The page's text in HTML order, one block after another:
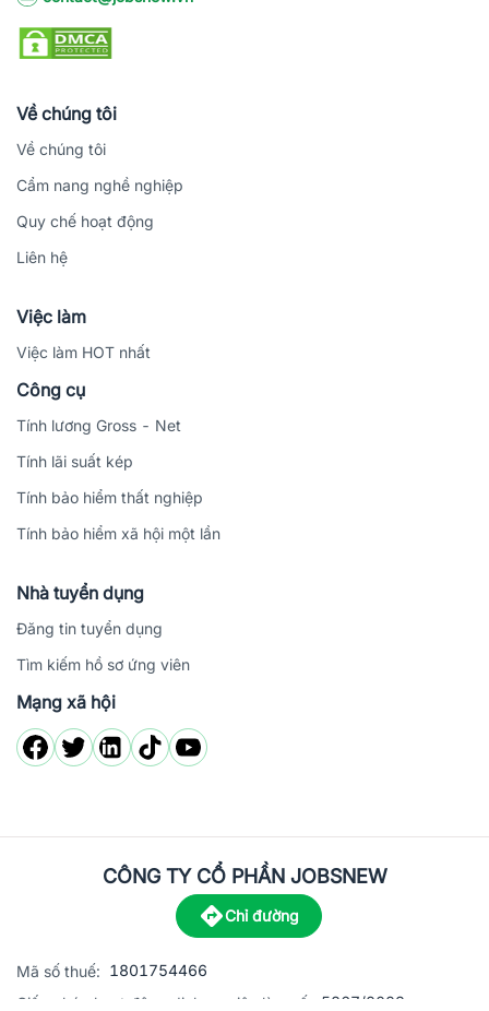
Về chúng tôi
Về chúng tôi
Cẩm nang nghề nghiệp
Quy chế hoạt động
Liên hệ
Việc làm
Việc làm HOT nhất
Công cụ
Tính lương Gross - Net
Tính lãi suất kép
Tính bảo hiểm thất nghiệp
Tính bảo hiểm xã hội một lần
Nhà tuyển dụng
Đăng tin tuyển dụng
Tìm kiếm hồ sơ ứng viên
Mạng xã hội
CÔNG TY CỔ PHẦN JOBSNEW
Chỉ đường
Mã số thuế: 1801754466
Giấy phép hoạt động dịch vụ việc làm số:
5867/2023